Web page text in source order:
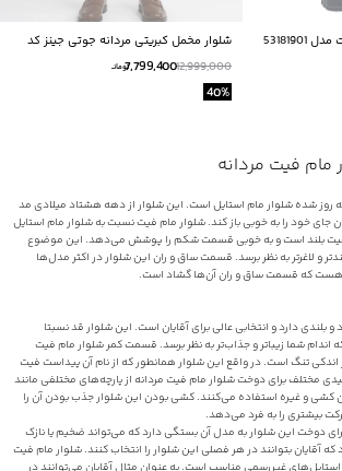
شلوار مخمل کبریتی مردانه جوتی جینز کد
54554715
12,999,000
7,799,400تومانــ
40%
مام فیت مردانه
روز شده شلوار مام استایل است. این شلوار از دهه هشتاد میلادی مد
خود را به خوبی باز کند. شلوار مام فیت نسبت به شلوار مام استایل
بلند است و به خوبی قسمت شکم را پوشش می‌دهد. این موضوع
و لاغرتر به نظر برسد. قسمت ساق و ران این شلوار در اکثر مدل‌ها
که قسمت ساق و ران آن‌ها گشاد است.
بلندی دارد و انتخابی عالی برای آقایان است. این شلوار قد نسبتا
شما زیباتر و جذاب‌تر به نظر برسد. قسمت کمر شلوار مام فیت
تنگ است. در واقع این شلوار همانطور که از نام آن پیداست فیت
مختلف برای دوخت شلوار مام فیت مردانه از پارچه‌های مختلفی مانند
کشی و غیره استفاده می‌کنند. کشی بودن این شلوار جذب بودن آن را
بیشتری را به فرد می‌دهد.
دوخت این شلوار به مدل آن بستگی دارد که می‌تواند ضخیم یا نازک
آقایان بتوانند در هر فصلی این شلوار را انتخاب کنند. شلوار مام فیت